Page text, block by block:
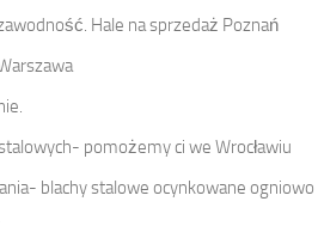
Hale na sprzedaż Poznań
pomożemy ci we Wrocławiu
blachy stalowe ocynkowane ogniowo